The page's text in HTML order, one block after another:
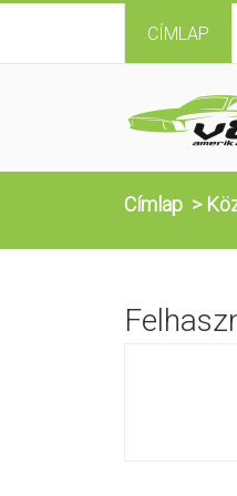
CÍMLAP
Címlap >